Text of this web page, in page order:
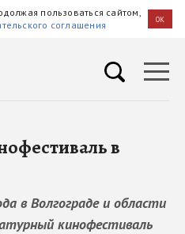
пользоваться сайтом,
соглашения OK
в
в Волгограде и области
кинофестиваль